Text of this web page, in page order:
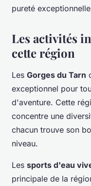
pureté
Les activités
cette région
Les Gorges du Tarn
exceptionnel pour
d'aventure. Cette
concentre une
chacun trouve son
niveau.
Les sports d'eau
principale de la